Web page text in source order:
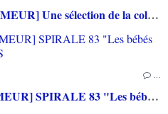
[REVUE LIVRES PAPA GAMEUR] Une sélection de la collection 1001 BB aux éditions ERES
…
[REVUE LIVRE PAPA GAMEUR] SPIRALE 83 "Les bébés et les écrans" aux éditions ERES